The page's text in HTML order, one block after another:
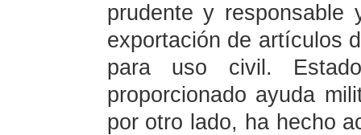
prudente y responsable
exportación de artículos
para uso civil.
proporcionado ayuda
por otro lado, ha hecho